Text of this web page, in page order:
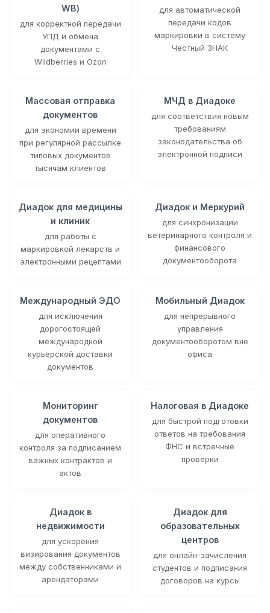
WB)
для корректной передачи
УПД и обмена
документами с
Wildberries и Ozon
для автоматической
передачи кодов
маркировки в систему
Честный ЗНАК
Массовая отправка
документов
для экономии времени
при регулярной рассылке
типовых документов
тысячам клиентов
МЧД в Диадоке
для соответствия новым
требованиям
законодательства об
электронной подписи
Диадок для медицины
и клиник
для работы с
маркировкой лекарств и
электронными рецептами
Диадок и Меркурий
для синхронизации
ветеринарного контроля и
финансового
документооборота
Международный ЭДО
для исключения
дорогостоящей
международной
курьерской доставки
документов
Мобильный Диадок
для непрерывного
управления
документооборотом вне
офиса
Мониторинг
документов
для оперативного
контроля за подписанием
важных контрактов и
актов
Налоговая в Диадоке
для быстрой подготовки
ответов на требования
ФНС и встречные
проверки
Диадок в
недвижимости
для ускорения
визирования документов
между собственниками и
арендаторами
Диадок для
образовательных
центров
для онлайн-зачисления
студентов и подписания
договоров на курсы